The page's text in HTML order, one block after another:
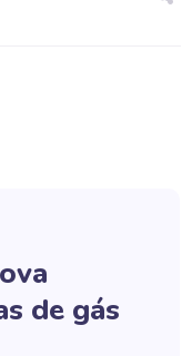
de gás